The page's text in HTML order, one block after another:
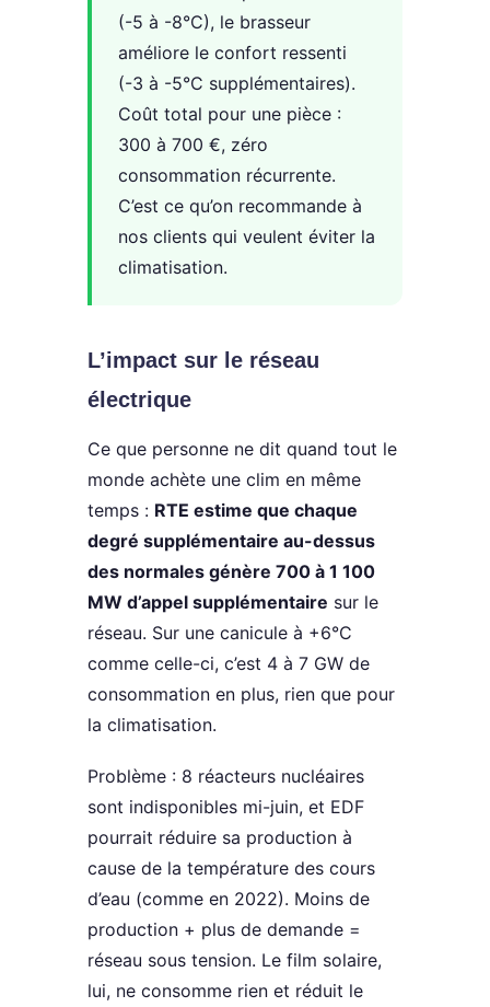
(-5 à -8°C), le brasseur
améliore le confort ressenti
(-3 à -5°C supplémentaires).
Coût total pour une pièce :
300 à 700 €, zéro
consommation récurrente.
C’est ce qu’on recommande à
nos clients qui veulent éviter la
climatisation.
L’impact sur le réseau
électrique
Ce que personne ne dit quand tout le
monde achète une clim en même
temps : RTE estime que chaque
degré supplémentaire au-dessus
des normales génère 700 à 1 100
MW d’appel supplémentaire sur le
réseau. Sur une canicule à +6°C
comme celle-ci, c’est 4 à 7 GW de
consommation en plus, rien que pour
la climatisation.
Problème : 8 réacteurs nucléaires
sont indisponibles mi-juin, et EDF
pourrait réduire sa production à
cause de la température des cours
d’eau (comme en 2022). Moins de
production + plus de demande =
réseau sous tension. Le film solaire,
lui, ne consomme rien et réduit le